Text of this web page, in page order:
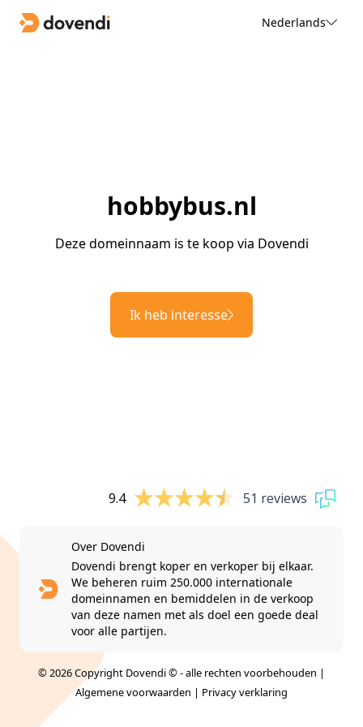
Nederlands
hobbybus.nl
Deze domeinnaam is te koop via Dovendi
Ik heb interesse
9.4 51 reviews
Over Dovendi
Dovendi brengt koper en verkoper bij elkaar.
We beheren ruim 250.000 internationale
domeinnamen en bemiddelen in de verkoop
van deze namen met als doel een goede deal
voor alle partijen.
© 2026 Copyright Dovendi © - alle rechten voorbehouden |
Algemene voorwaarden | Privacy verklaring